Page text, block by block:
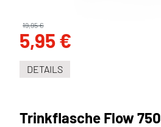
5,95 €
19,95 €
DETAILS
Trinkflasche Flow 750